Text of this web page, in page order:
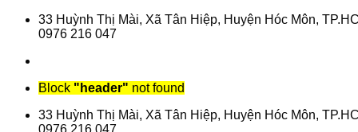
Chuyển
dung
33 Huỳnh Thị Mài, Xã Tân Hiệp, Huyện Hóc Môn,
0976 216 047
Block "header" not found
33 Huỳnh Thị Mài, Xã Tân Hiệp, Huyện Hóc Môn,
0976 216 047